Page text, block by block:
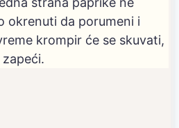
okrenuti da porumeni i
krompir će se skuvati,